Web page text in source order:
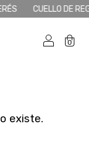
CUELLO DE
0
existe.